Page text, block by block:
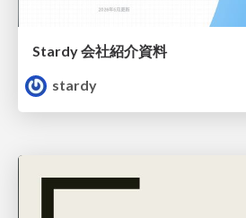
Stardy 会社紹介資料
stardy